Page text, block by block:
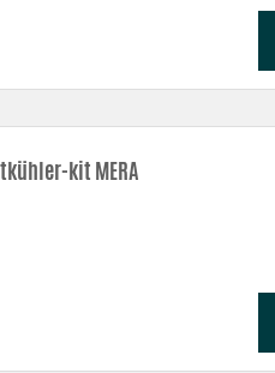
kit MERA